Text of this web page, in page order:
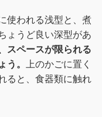
使われる浅型と、煮
ょうど良い深型があ
スペースが限られる
う。
上のかごに置く
ると、食器類に触れ